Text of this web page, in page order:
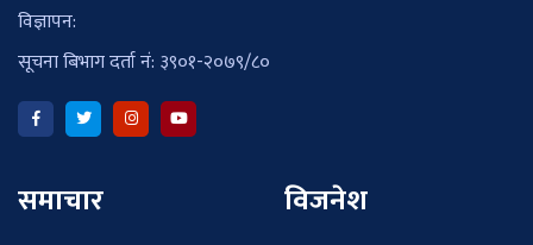
विज्ञापन:
सूचना बिभाग दर्ता नं: ३९०१-२०७९/८०
समाचार विजनेश